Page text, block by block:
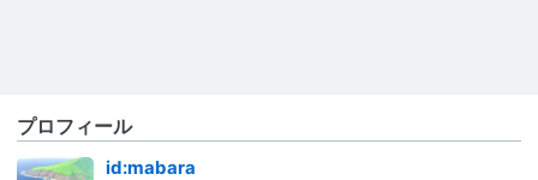
プロフィール
id:mabara